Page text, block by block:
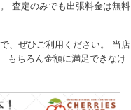
査定のみでも出張料金は無料
、ぜひご利用ください。 当店
もちろん金額に満足できなけ